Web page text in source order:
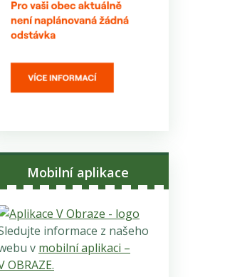
Mobilní aplikace
informace z našeho
v mobilní aplikaci –
OBRAZE.